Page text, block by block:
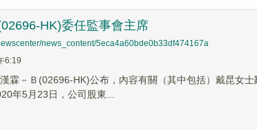
HK)委任監事會主席
news_content/5eca4a60bde0b33df474167a
6:19
漢霖－Ｂ(02696-HK)公布，內容有關（其中包括）戴昆女
年5月23日，公司股東...